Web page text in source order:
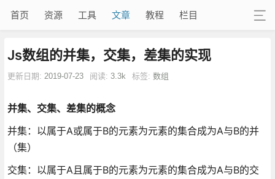
首页 资源 工具 文章 教程 栏目
Js数组的并集，交集，差集的实现
更新日期: 2019-07-23 阅读: 3.3k 标签: 数组
并集、交集、差集的概念
并集：以属于A或属于B的元素为元素的集合成为A与B的并
（集）
交集：以属于A且属于B的元素为元素的集合成为A与B的交